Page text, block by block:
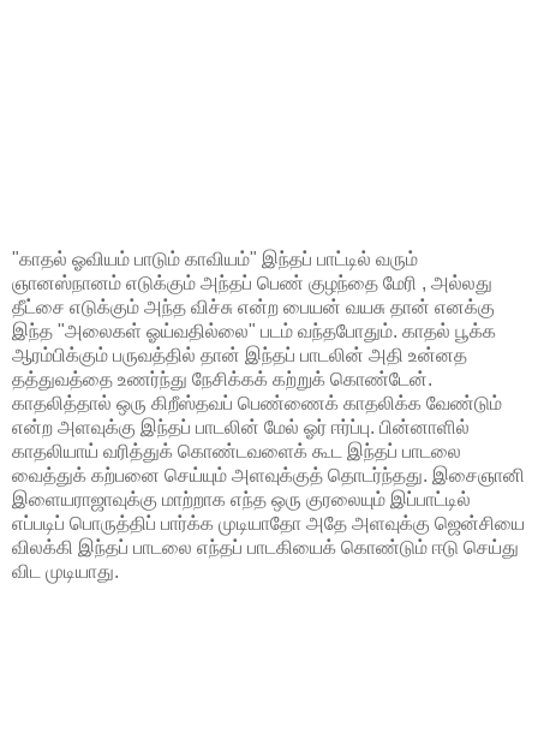
"காதல் ஓவியம் பாடும் காவியம்" இந்தப் பாட்டில் வரும்
ஞானஸ்நானம் எடுக்கும் அந்தப் பெண் குழந்தை மேரி , அல்லது
தீட்சை எடுக்கும் அந்த விச்சு என்ற பையன் வயசு தான் எனக்கு
இந்த "அலைகள் ஓய்வதில்லை" படம் வந்தபோதும். காதல் பூக்க
ஆரம்பிக்கும் பருவத்தில் தான் இந்தப் பாடலின் அதி உன்னத
தத்துவத்தை உணர்ந்து நேசிக்கக் கற்றுக் கொண்டேன்.
காதலித்தால் ஒரு கிறீஸ்தவப் பெண்ணைக் காதலிக்க வேண்டும்
என்ற அளவுக்கு இந்தப் பாடலின் மேல் ஓர் ஈர்ப்பு. பின்னாளில்
காதலியாய் வரித்துக் கொண்டவளைக் கூட இந்தப் பாடலை
வைத்துக் கற்பனை செய்யும் அளவுக்குத் தொடர்ந்தது. இசைஞானி
இளையராஜாவுக்கு மாற்றாக எந்த ஒரு குரலையும் இப்பாட்டில்
எப்படிப் பொருத்திப் பார்க்க முடியாதோ அதே அளவுக்கு ஜென்சியை
விலக்கி இந்தப் பாடலை எந்தப் பாடகியைக் கொண்டும் ஈடு செய்து
விட முடியாது.